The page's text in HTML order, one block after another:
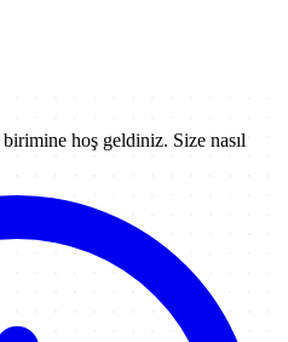
birimine hoş geldiniz. Size nasıl